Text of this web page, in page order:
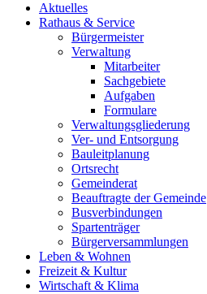
Aktuelles
Rathaus & Service
Bürgermeister
Verwaltung
Mitarbeiter
Sachgebiete
Aufgaben
Formulare
Verwaltungsgliederung
Ver- und Entsorgung
Bauleitplanung
Ortsrecht
Gemeinderat
Beauftragte der Gemeinde
Busverbindungen
Spartenträger
Bürgerversammlungen
Leben & Wohnen
Freizeit & Kultur
Wirtschaft & Klima